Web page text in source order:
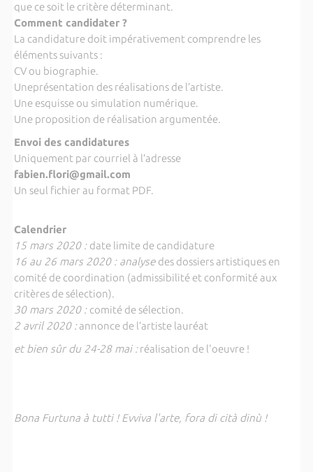
que ce soit le critère déterminant.
Comment candidater ?
La candidature doit impérativement comprendre les
éléments suivants :
CV ou biographie.
Uneprésentation des réalisations de l’artiste.
Une esquisse ou simulation numérique.
Une proposition de réalisation argumentée.
Envoi des candidatures
Uniquement par courriel à l’adresse
fabien.flori@gmail.com
Un seul fichier au format PDF.
Calendrier
15 mars 2020 : date limite de candidature
16 au 26 mars 2020 : analyse des dossiers artistiques en
comité de coordination (admissibilité et conformité aux
critères de sélection).
30 mars 2020 : comité de sélection.
2 avril 2020 :annonce de l’artiste lauréat
et bien sûr du 24-28 mai :réalisation de l'oeuvre !
Bona Furtuna à tutti ! Evviva l'arte, fora di cità dinù !